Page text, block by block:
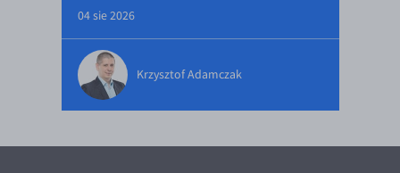
04 sie 2026
Krzysztof Adamczak